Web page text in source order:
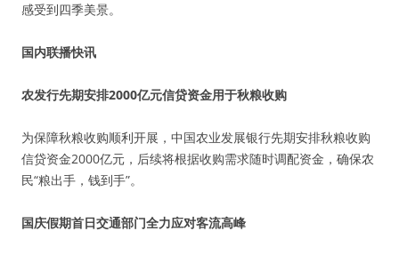
感受到四季美景。
国内联播快讯
农发行先期安排2000亿元信贷资金用于秋粮收购
为保障秋粮收购顺利开展，中国农业发展银行先期安排秋粮收购
信贷资金2000亿元，后续将根据收购需求随时调配资金，确保农
民“粮出手，钱到手”。
国庆假期首日交通部门全力应对客流高峰